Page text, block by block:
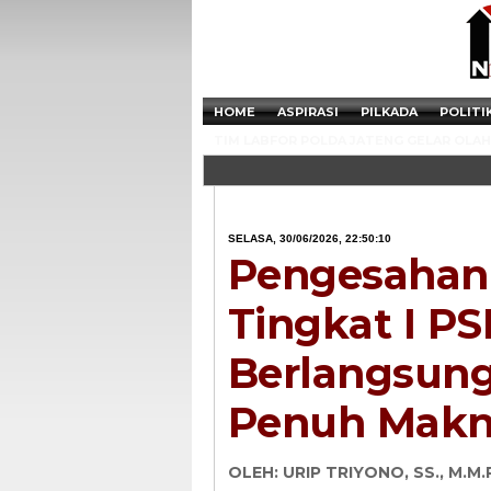
HOME ASPIRASI PILKADA
SELASA, 30/06/2026, 22:50:10
Tingkat I
Penuh
OLEH: URIP TRIYONO, SS.,